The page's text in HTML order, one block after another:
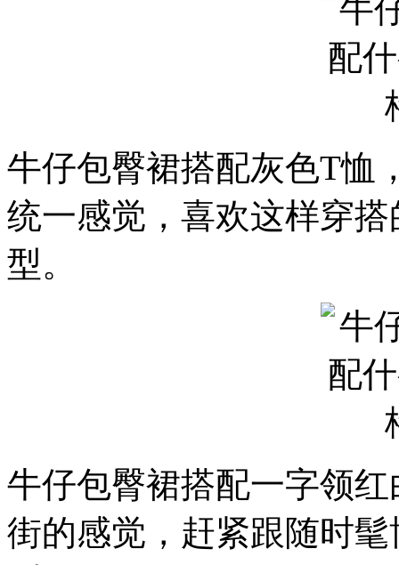
牛仔包臀裙搭配灰色T恤
统一感觉，喜欢这样穿
型。
牛仔包臀裙搭配一字领
街的感觉，赶紧跟随时